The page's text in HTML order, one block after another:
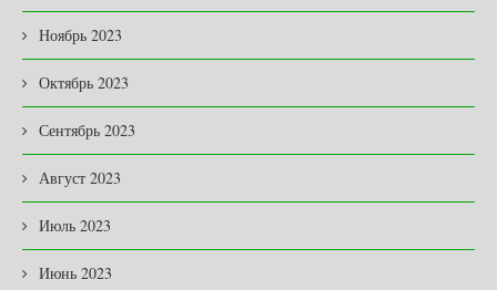
Ноябрь 2023
Октябрь 2023
Сентябрь 2023
Август 2023
Июль 2023
Июнь 2023